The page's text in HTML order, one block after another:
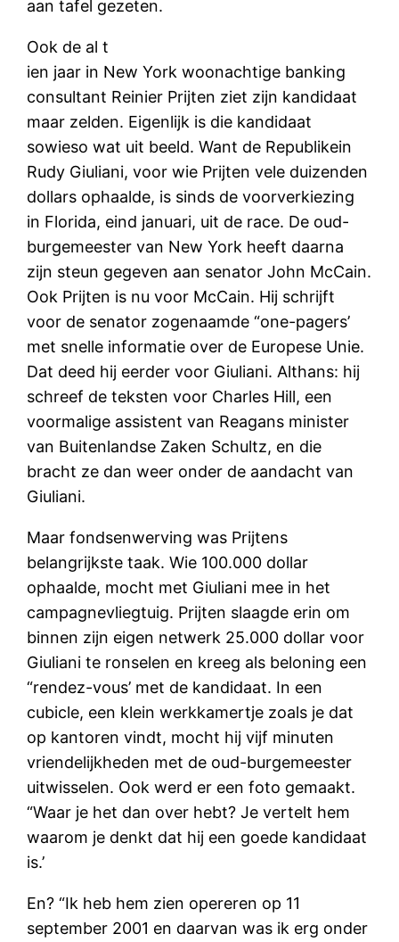
aan tafel gezeten.
Ook de al t
ien jaar in New York woonachtige banking
consultant Reinier Prijten ziet zijn kandidaat
maar zelden. Eigenlijk is die kandidaat
sowieso wat uit beeld. Want de Republikein
Rudy Giuliani, voor wie Prijten vele duizenden
dollars ophaalde, is sinds de voorverkiezing
in Florida, eind januari, uit de race. De oud-
burgemeester van New York heeft daarna
zijn steun gegeven aan senator John McCain.
Ook Prijten is nu voor McCain. Hij schrijft
voor de senator zogenaamde “one-pagers’
met snelle informatie over de Europese Unie.
Dat deed hij eerder voor Giuliani. Althans: hij
schreef de teksten voor Charles Hill, een
voormalige assistent van Reagans minister
van Buitenlandse Zaken Schultz, en die
bracht ze dan weer onder de aandacht van
Giuliani.
Maar fondsenwerving was Prijtens
belangrijkste taak. Wie 100.000 dollar
ophaalde, mocht met Giuliani mee in het
campagnevliegtuig. Prijten slaagde erin om
binnen zijn eigen netwerk 25.000 dollar voor
Giuliani te ronselen en kreeg als beloning een
“rendez-vous’ met de kandidaat. In een
cubicle, een klein werkkamertje zoals je dat
op kantoren vindt, mocht hij vijf minuten
vriendelijkheden met de oud-burgemeester
uitwisselen. Ook werd er een foto gemaakt.
“Waar je het dan over hebt? Je vertelt hem
waarom je denkt dat hij een goede kandidaat
is.’
En? “Ik heb hem zien opereren op 11
september 2001 en daarvan was ik erg onder